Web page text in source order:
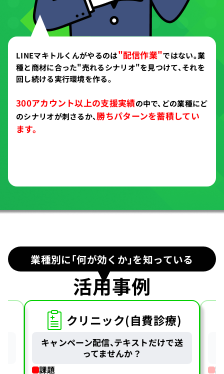
LINEマキトルくんがやるのは"配信作業"ではない。業
種と商材に合った"売れるシナリオ"を見つけて、それを
回し続ける実行環境を作る。
300アカウント以上の支援実績の中で、 どの業種にど
のシナリオが刺さるか、勝ちパターンを蓄積してい
ます。
業種別に「何が効くか」を知っている
活用事例
クリニック(自費診療)
キャンペーン配信、テキストだけで送
ってませんか？
課題